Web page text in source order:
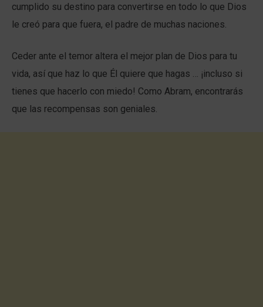
cumplido su destino para convertirse en todo lo que Dios
le creó para que fuera, el padre de muchas naciones.
Ceder ante el temor altera el mejor plan de Dios para tu
vida, así que haz lo que Él quiere que hagas … ¡incluso si
tienes que hacerlo con miedo! Como Abram, encontrarás
que las recompensas son geniales.